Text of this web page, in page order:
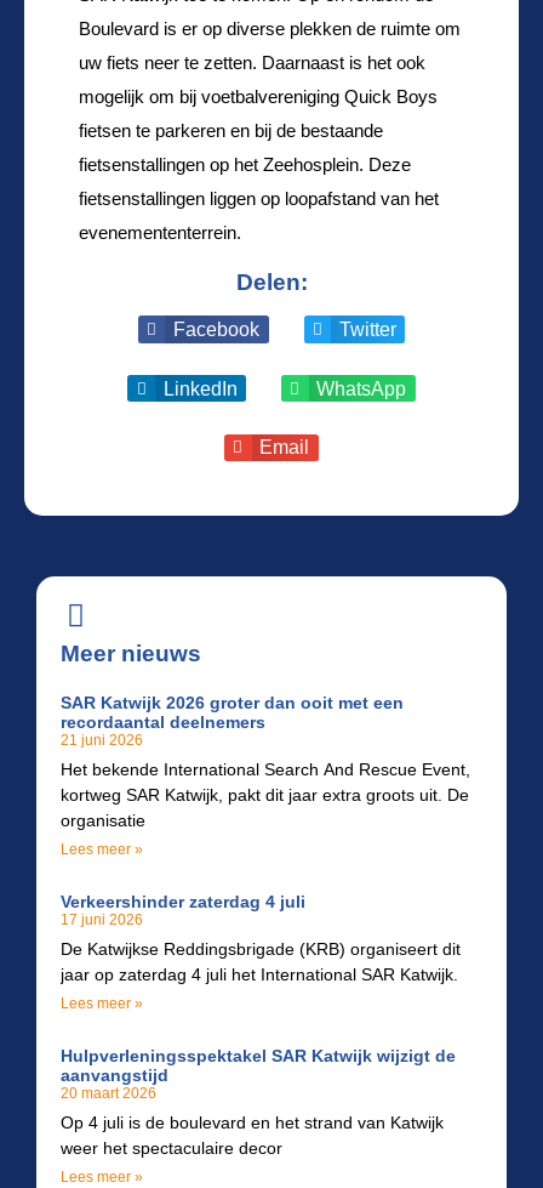
Boulevard is er op diverse plekken de ruimte om
uw fiets neer te zetten. Daarnaast is het ook
mogelijk om bij voetbalvereniging Quick Boys
fietsen te parkeren en bij de bestaande
fietsenstallingen op het Zeehosplein. Deze
fietsenstallingen liggen op loopafstand van het
evenemententerrein.
Delen:
Facebook Twitter
LinkedIn WhatsApp
Email
Meer nieuws
SAR Katwijk 2026 groter dan ooit met een
recordaantal deelnemers
21 juni 2026
Het bekende International Search And Rescue Event,
kortweg SAR Katwijk, pakt dit jaar extra groots uit. De
organisatie
Lees meer »
Verkeershinder zaterdag 4 juli
17 juni 2026
De Katwijkse Reddingsbrigade (KRB) organiseert dit
jaar op zaterdag 4 juli het International SAR Katwijk.
Lees meer »
Hulpverleningsspektakel SAR Katwijk wijzigt de
aanvangstijd
20 maart 2026
Op 4 juli is de boulevard en het strand van Katwijk
weer het spectaculaire decor
Lees meer »